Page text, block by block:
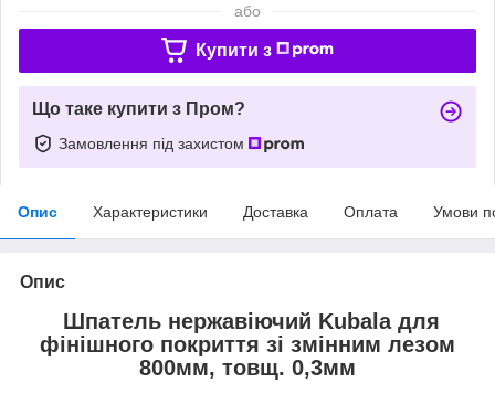
або
Купити з
Що таке купити з Пром?
Замовлення під захистом
Опис Характеристики Доставка Оплата Умови
Опис
Шпатель нержавіючий Kubala для
фінішного покриття зі змінним лезом
800мм, товщ. 0,3мм